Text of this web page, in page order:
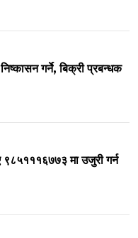
गर्ने, बिक्री प्रबन्धक
९८५१११६७७३ मा उजुरी गर्न